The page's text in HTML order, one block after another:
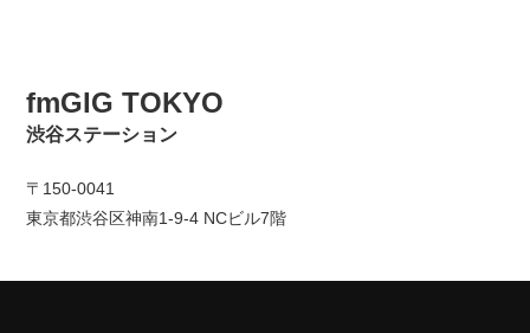
fmGIG TOKYO
渋谷ステーション
〒150-0041
東京都渋谷区神南1-9-4 NCビル7階